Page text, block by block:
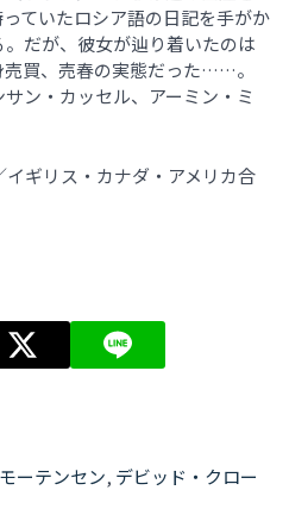
ていたロシア語の日記を手がか
だが、彼女が辿り着いたのは
買、売春の実態だった……。
ン・カッセル、アーミン・ミ
ギリス・カナダ・アメリカ合
ーテンセン, デビッド・クロー